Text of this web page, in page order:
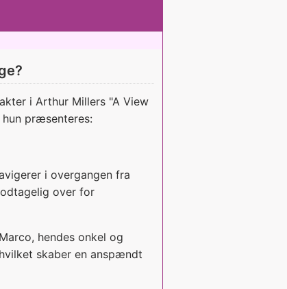
i Arthur Millers "A View
præsenteres:
i overgangen fra
over for
hendes onkel og
skaber en anspændt